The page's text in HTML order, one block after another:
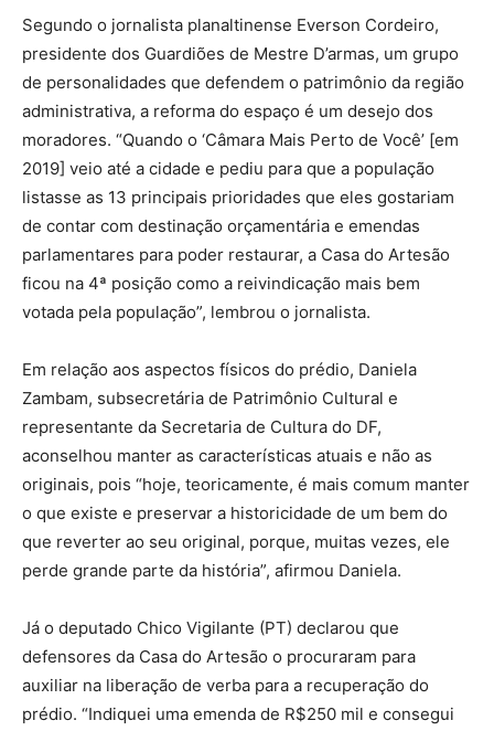
Segundo o jornalista planaltinense Everson Cordeiro,
presidente dos Guardiões de Mestre D’armas, um grupo
de personalidades que defendem o patrimônio da região
administrativa, a reforma do espaço é um desejo dos
moradores. “Quando o ‘Câmara Mais Perto de Você’ [em
2019] veio até a cidade e pediu para que a população
listasse as 13 principais prioridades que eles gostariam
de contar com destinação orçamentária e emendas
parlamentares para poder restaurar, a Casa do Artesão
ficou na 4ª posição como a reivindicação mais bem
votada pela população”, lembrou o jornalista.
Em relação aos aspectos físicos do prédio, Daniela
Zambam, subsecretária de Patrimônio Cultural e
representante da Secretaria de Cultura do DF,
aconselhou manter as características atuais e não as
originais, pois “hoje, teoricamente, é mais comum manter
o que existe e preservar a historicidade de um bem do
que reverter ao seu original, porque, muitas vezes, ele
perde grande parte da história”, afirmou Daniela.
Já o deputado Chico Vigilante (PT) declarou que
defensores da Casa do Artesão o procuraram para
auxiliar na liberação de verba para a recuperação do
prédio. “Indiquei uma emenda de R$250 mil e consegui